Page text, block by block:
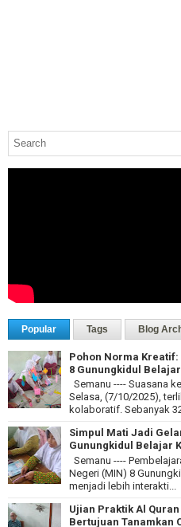
Popular Tags Blog
Pohon Norma Kreatif:
8 Gunungkidul
Semanu ---- Suasana
Selasa, (7/10/2025),
kolaboratif. Sebanyak
Simpul Mati Jadi
Gunungkidul Belajar
Semanu ----
Negeri (MIN) 8
menjadi lebih interakti...
Ujian Praktik Al
Bertujuan Tanamkan